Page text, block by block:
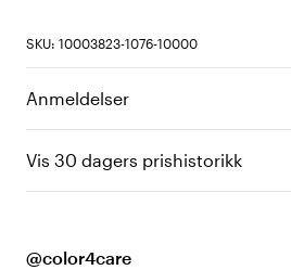
SKU: 10003823-1076-10000
Anmeldelser
Vis 30 dagers prishistorikk
@color4care